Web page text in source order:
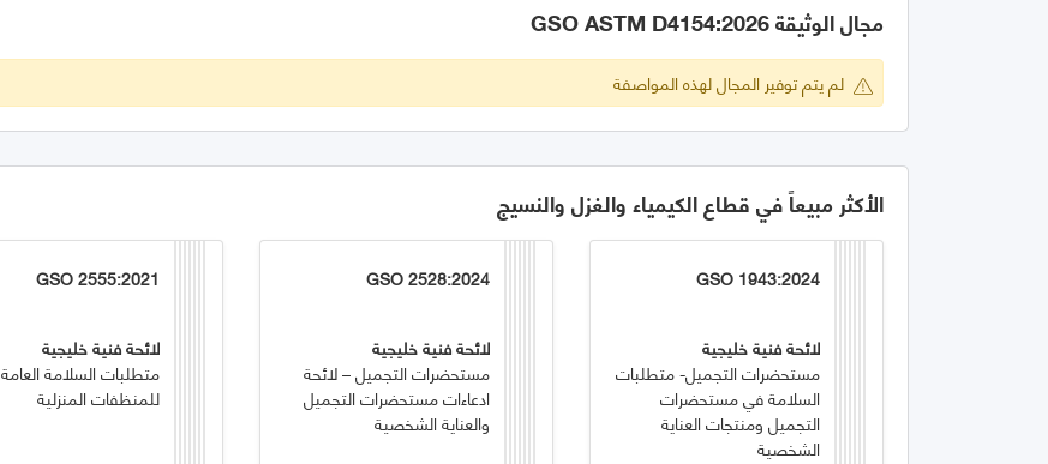
مجال الوثيقة GSO ASTM D4154:2026
لم يتم توفير المجال لهذه المواصفة
الأكثر مبيعاً في قطاع الكيمياء والغزل والنسيج
GSO 1943:2024
لائحة فنية خليجية
مستحضرات التجميل- متطلبات
السلامة في مستحضرات
التجميل ومنتجات العناية
الشخصية
GSO 2528:2024
لائحة فنية خليجية
مستحضرات التجميل – لائحة
ادعاءات مستحضرات التجميل
والعناية الشخصية
GSO 2555:2021
لائحة فنية خليجية
متطلبات السلامة العامة
للمنظفات المنزلية